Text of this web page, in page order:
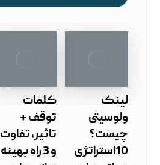
لینک
ولوسیتی
چیست؟
10استراتژی
کلمات
توقف +
تاثیر، تفاوت
و 3 راه بهینه